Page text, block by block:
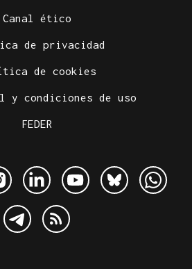
Canal ético
de privacidad
de cookies
y condiciones de uso
FEDER